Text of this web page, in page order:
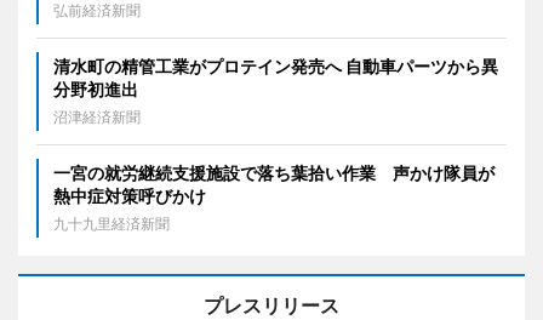
弘前経済新聞
清水町の精管工業がプロテイン発売へ 自動車パーツから異
分野初進出
沼津経済新聞
一宮の就労継続支援施設で落ち葉拾い作業 声かけ隊員が
熱中症対策呼びかけ
九十九里経済新聞
プレスリリース